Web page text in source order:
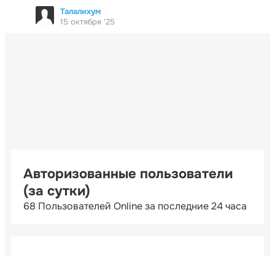
Талалихум
15 октября '25
Авторизованные пользователи
(за сутки)
68 Пользователей Online за последние 24 часа